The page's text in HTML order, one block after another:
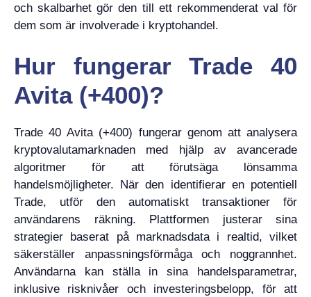
och skalbarhet gör den till ett rekommenderat val för
dem som är involverade i kryptohandel.
Hur fungerar Trade 40
Avita (+400)?
Trade 40 Avita (+400) fungerar genom att analysera
kryptovalutamarknaden med hjälp av avancerade
algoritmer för att förutsäga lönsamma
handelsmöjligheter. När den identifierar en potentiell
Trade, utför den automatiskt transaktioner för
användarens räkning. Plattformen justerar sina
strategier baserat på marknadsdata i realtid, vilket
säkerställer anpassningsförmåga och noggrannhet.
Användarna kan ställa in sina handelsparametrar,
inklusive risknivåer och investeringsbelopp, för att